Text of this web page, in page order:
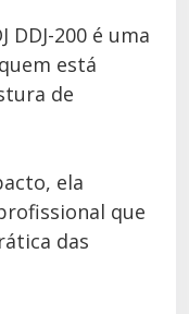
DDJ-200 é uma
está
de
ela
que
das